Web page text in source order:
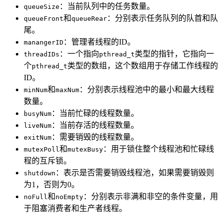
queueSize ：当前队列中的任务数量。
queueFront和queueRear ：分别表示任务队列的队首和队
尾。
manangerID ：管理者线程的ID。
threadIDs ：一个指向pthread_t类型的指针，它指向一
个pthread_t类型的数组，这个数组用于存储工作线程的
ID。
minNum和maxNum ：分别表示线程池中的最小和最大线程
数量。
busyNum ：当前忙碌的线程数量。
liveNum ：当前存活的线程数量。
exitNum ：需要销毁的线程数量。
mutexPoll 和mutexBusy ：用于锁住整个线程池和忙碌线
程的互斥锁。
shutdown ：表示是否需要销毁线程池，如果需要销毁则
为1，否则为0。
noFull 和 noEmpty ：分别表示非满和非空的条件变量，用
于阻塞消费者和生产者线程。